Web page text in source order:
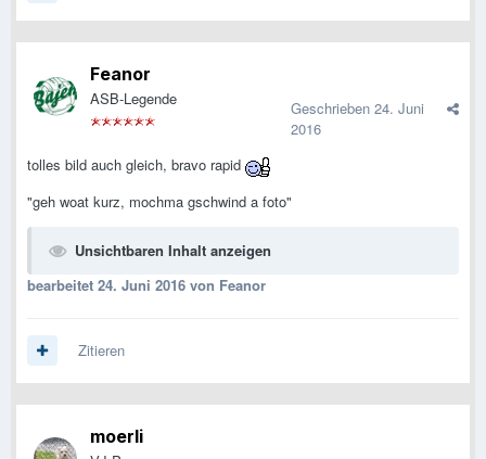
Feanor
ASB-Legende Geschrieben 24. Juni
2016
tolles bild auch gleich, bravo rapid
"geh woat kurz, mochma gschwind a foto"
Unsichtbaren Inhalt anzeigen
bearbeitet 24. Juni 2016 von Feanor
Zitieren
moerli